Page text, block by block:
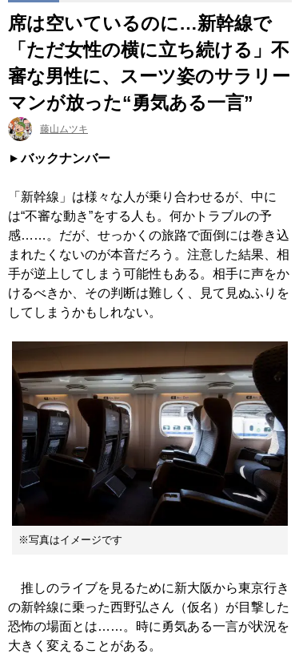
席は空いているのに…新幹線で
「ただ女性の横に立ち続ける」不
審な男性に、スーツ姿のサラリー
マンが放った“勇気ある一言”
藤山ムツキ
バックナンバー
「新幹線」は様々な人が乗り合わせるが、中に
は“不審な動き”をする人も。何かトラブルの予
感……。だが、せっかくの旅路で面倒には巻き込
まれたくないのが本音だろう。注意した結果、相
手が逆上してしまう可能性もある。相手に声をか
けるべきか、その判断は難しく、見て見ぬふりを
してしまうかもしれない。
※写真はイメージです
推しのライブを見るために新大阪から東京行き
の新幹線に乗った西野弘さん（仮名）が目撃した
恐怖の場面とは……。時に勇気ある一言が状況を
大きく変えることがある。